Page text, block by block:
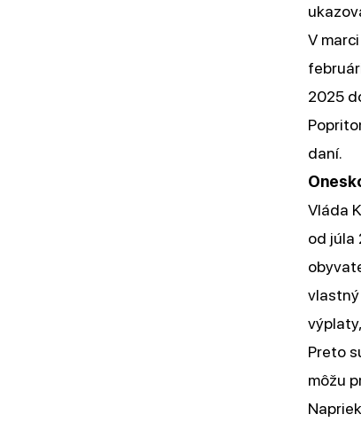
V
2025
daní.
Vláda
od júla
Preto
môžu